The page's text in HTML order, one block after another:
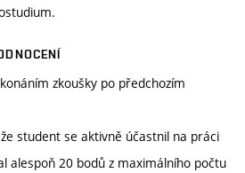
zkoušky po předchozím
student se aktivně účastnil na práci
alespoň 20 bodů z maximálního počtu